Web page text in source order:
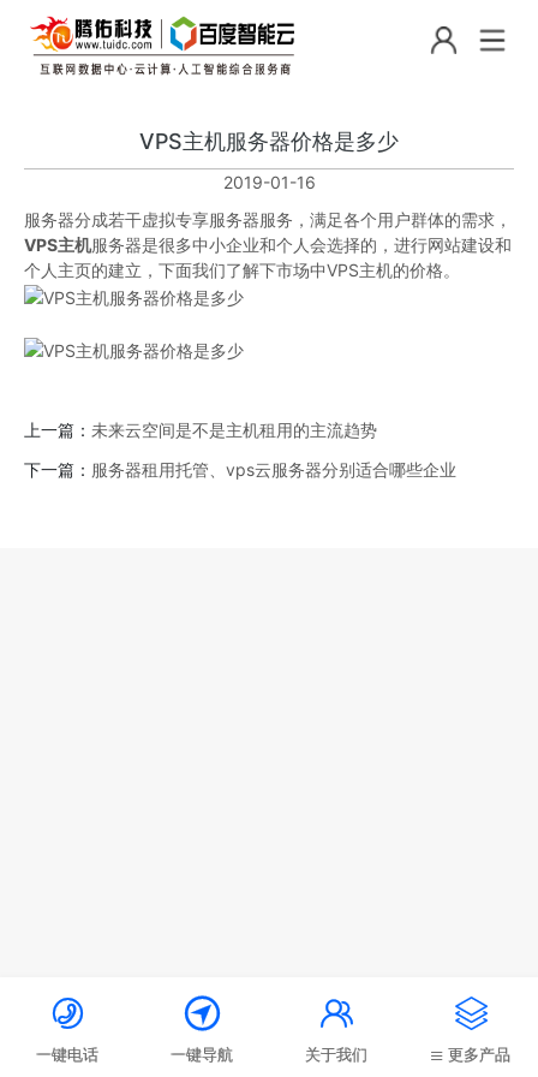
VPS主机服务器价格是多少
2019-01-16
服务器分成若干虚拟专享服务器服务，满足各个用户群体的需求，
VPS主机服务器是很多中小企业和个人会选择的，进行网站建设和
个人主页的建立，下面我们了解下市场中VPS主机的价格。
上一篇： 未来云空间是不是主机租用的主流趋势
下一篇： 服务器租用托管、vps云服务器分别适合哪些企业

一键电话

一键导航

关于我们

更多产品